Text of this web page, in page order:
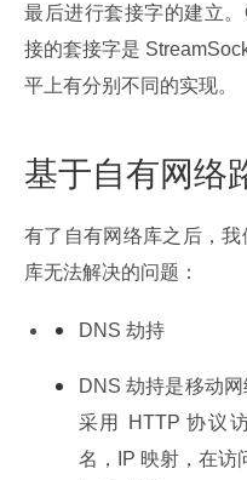
最后进行套接字的建立
接的套接字是
平上有分别不同的实现。
基于自有网络
有了自有网络库之后，
库无法解决的问题：
DNS 劫持
DNS 劫持是移动
采用 HTTP 协议
名，IP 映射，在访